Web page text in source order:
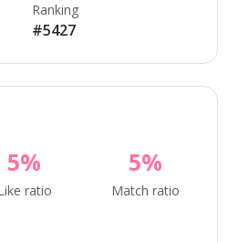
Ranking
#5427
5%
ratio
5%
Match ratio